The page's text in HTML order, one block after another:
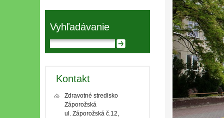
Vyhľadávanie
Kontakt
Zdravotné stredisko
Záporožská
ul. Záporožská č.12,